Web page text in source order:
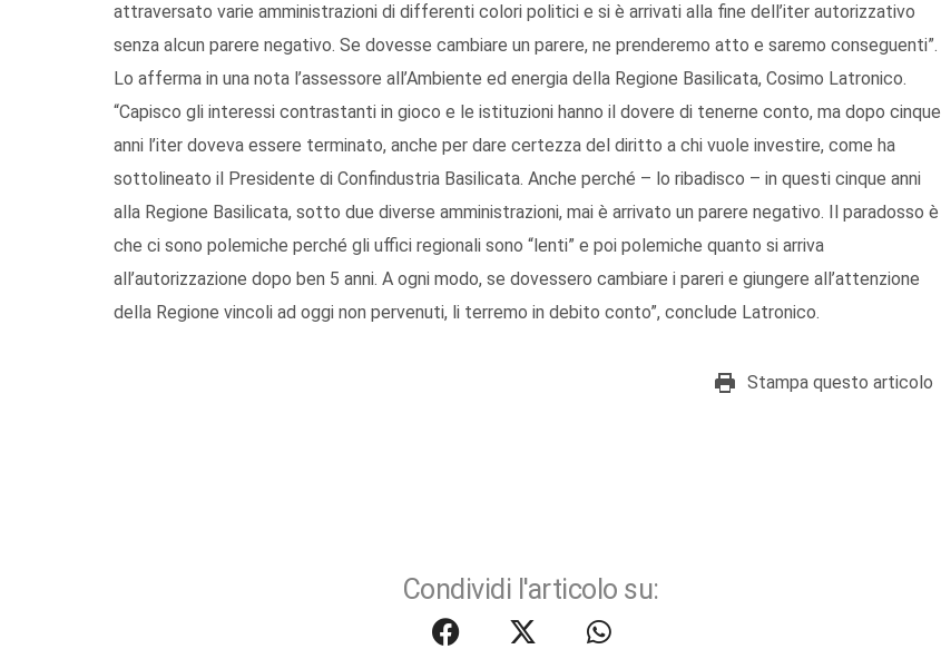
attraversato varie amministrazioni di differenti colori politici e si è arrivati alla fine dell’iter autorizzativo
senza alcun parere negativo. Se dovesse cambiare un parere, ne prenderemo atto e saremo conseguenti”.
Lo afferma in una nota l’assessore all’Ambiente ed energia della Regione Basilicata, Cosimo Latronico.
“Capisco gli interessi contrastanti in gioco e le istituzioni hanno il dovere di tenerne conto, ma dopo cinque
anni l’iter doveva essere terminato, anche per dare certezza del diritto a chi vuole investire, come ha
sottolineato il Presidente di Confindustria Basilicata. Anche perché – lo ribadisco – in questi cinque anni
alla Regione Basilicata, sotto due diverse amministrazioni, mai è arrivato un parere negativo. Il paradosso è
che ci sono polemiche perché gli uffici regionali sono “lenti” e poi polemiche quanto si arriva
all’autorizzazione dopo ben 5 anni. A ogni modo, se dovessero cambiare i pareri e giungere all’attenzione
della Regione vincoli ad oggi non pervenuti, li terremo in debito conto”, conclude Latronico.
Stampa questo articolo
Condividi l'articolo su: